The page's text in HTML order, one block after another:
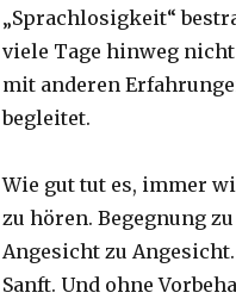
„Sprachlosigkeit“
viele Tage hinweg
mit anderen
begleitet.
Wie gut tut es, immer
zu hören. Begegnung
Angesicht zu
Sanft. Und ohne